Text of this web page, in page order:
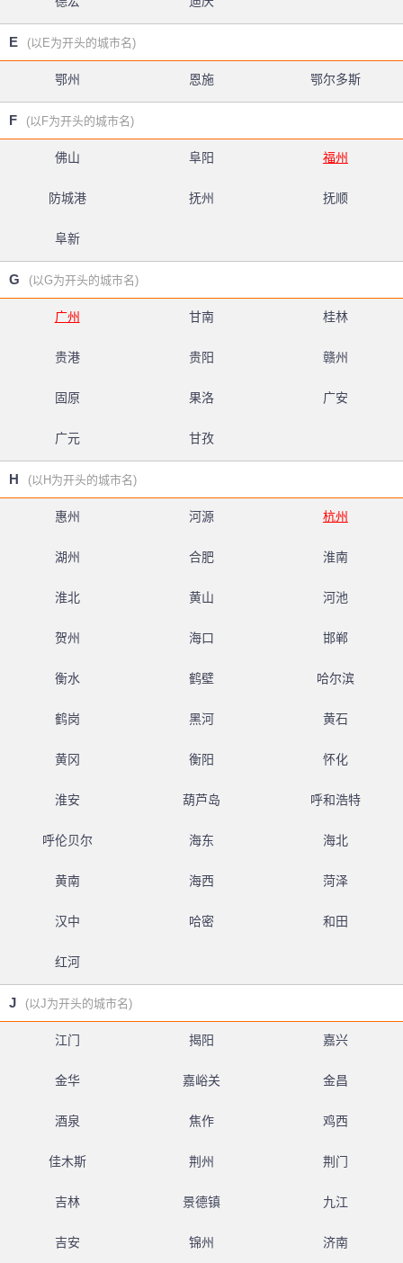
E (以E为开头的城市名)
鄂州 恩施 鄂尔多斯
F (以F为开头的城市名)
佛山 阜阳 福州
防城港 抚州 抚顺
阜新
G (以G为开头的城市名)
广州 甘南 桂林
贵港 贵阳 赣州
固原 果洛 广安
广元 甘孜
H (以H为开头的城市名)
惠州 河源 杭州
湖州 合肥 淮南
淮北 黄山 河池
贺州 海口 邯郸
衡水 鹤壁 哈尔滨
鹤岗 黑河 黄石
黄冈 衡阳 怀化
淮安 葫芦岛 呼和浩特
呼伦贝尔 海东 海北
黄南 海西 菏泽
汉中 哈密 和田
红河
J (以J为开头的城市名)
江门 揭阳 嘉兴
金华 嘉峪关 金昌
酒泉 焦作 鸡西
佳木斯 荆州 荆门
吉林 景德镇 九江
吉安 锦州 济南